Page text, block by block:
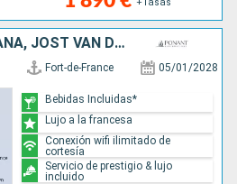
REPÚBLICA DOMINICANA, JOST VAN DYKE, REINO UNIDO, DOMINICA, FRANCIA, MARTINICA, BARBADOS
Fort-de-France 05/01/2028
Bebidas Incluidas*
Lujo a la francesa
Conexión wifi ilimitado de
cortesía
Servicio de prestigio & lujo
incluido